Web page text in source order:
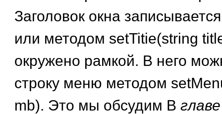
Заголовок окна
или методом setTitie(string
окружено рамкой. В него
строку меню методом
mb). Это мы обсудим В